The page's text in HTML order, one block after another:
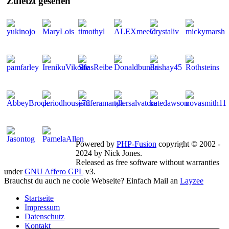
Powered by PHP-Fusion copyright © 2002 -
2024 by Nick Jones.
Released as free software without warranties
underGNU Affero GPL v3.
Brauchst du auch ne coole Webseite? Einfach Mail an Layzee
Startseite
Impressum
Datenschutz
Kontakt